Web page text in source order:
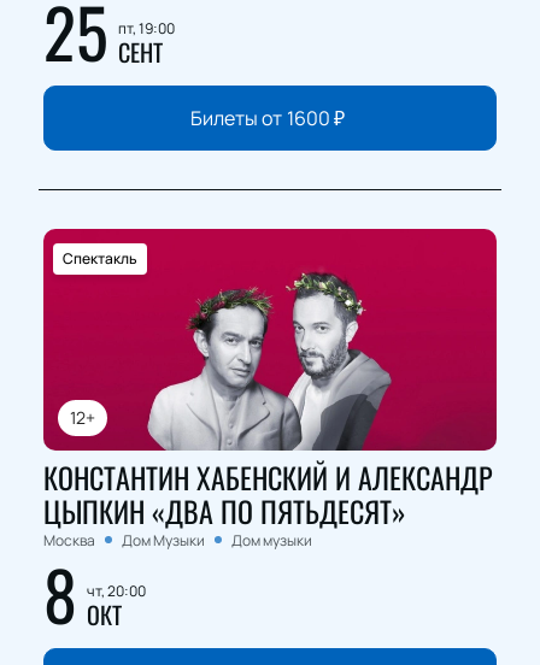
25 пт, 19:00
СЕНТ
Билеты от 1600₽
12+
Спектакль
КОНСТАНТИН ХАБЕНСКИЙ И АЛЕКСАНДР
ЦЫПКИН «ДВА ПО ПЯТЬДЕСЯТ»
Москва Дом Музыки Дом музыки
8 чт, 20:00
ОКТ